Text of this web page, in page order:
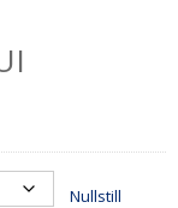
Nullstill